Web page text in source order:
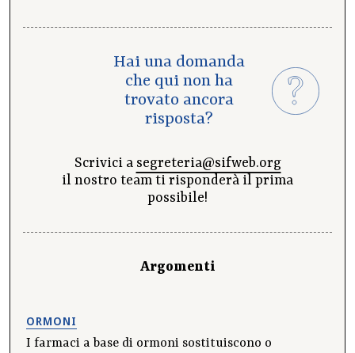
Hai una domanda
che qui non ha
trovato ancora
risposta?
Scrivici a segreteria@sifweb.org
il nostro team ti risponderà il prima
possibile!
Argomenti
ORMONI
I farmaci a base di ormoni sostituiscono o